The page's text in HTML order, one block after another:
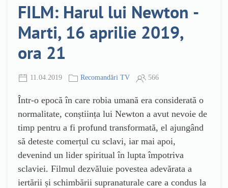
FILM: Harul lui Newton -
Marti, 16 aprilie 2019,
ora 21
11.04.2019 Recomandări TV 566
Într-o epocă în care robia umană era considerată o
normalitate, conștiința lui Newton a avut nevoie de
timp pentru a fi profund transformată, el ajungând
să deteste comerțul cu sclavi, iar mai apoi,
devenind un lider spiritual în lupta împotriva
sclaviei. Filmul dezvăluie povestea adevărata a
iertării și schimbării supranaturale care a condus la